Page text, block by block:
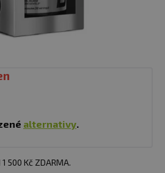
alternativy.
500 Kč ZDARMA.